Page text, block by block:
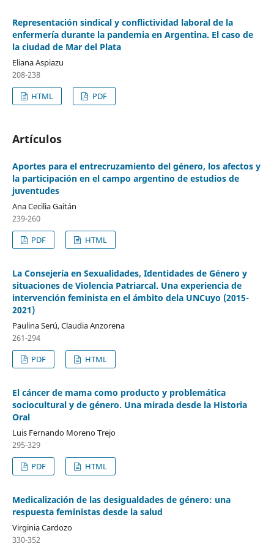
Representación sindical y conflictividad laboral de la
enfermería durante la pandemia en Argentina. El caso de
la ciudad de Mar del Plata
Eliana Aspiazu
208-238
HTML
PDF
Artículos
Aportes para el entrecruzamiento del género, los afectos y
la participación en el campo argentino de estudios de
juventudes
Ana Cecilia Gaitán
239-260
PDF
HTML
La Consejería en Sexualidades, Identidades de Género y
situaciones de Violencia Patriarcal. Una experiencia de
intervención feminista en el ámbito dela UNCuyo (2015-
2021)
Paulina Serú, Claudia Anzorena
261-294
PDF
HTML
El cáncer de mama como producto y problemática
sociocultural y de género. Una mirada desde la Historia
Oral
Luis Fernando Moreno Trejo
295-329
PDF
HTML
Medicalización de las desigualdades de género: una
respuesta feministas desde la salud
Virginia Cardozo
330-352